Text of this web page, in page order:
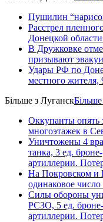
Пушилин
Расстрел
Донецкой
В Дружковке
призывают
Удары РФ по
местного жителя,
Більше з Луганск
Оккупанты опять
многоэтажек в
Уничтожены 4
танка, 3 ед.
артиллерии.
На Покровском и
одинаковое число
Силы обороны
РСЗО, 5 ед.
артиллерии.